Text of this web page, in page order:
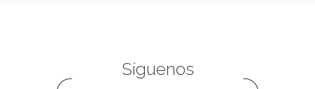
Síguenos